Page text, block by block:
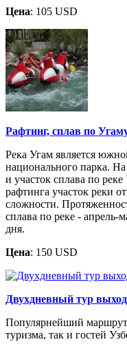
Цена: 105 USD
Рафтинг, сплав по
Река Угам является
национального парка.
и участок сплава по
рафтинга участок реки
сложности.
сплава по реке -
дня.
Цена: 150 USD
Двухдневный тур
Популярнейший
туризма, так и гостей